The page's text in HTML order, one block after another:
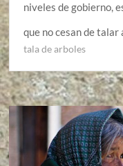
niveles de gobierno,
que no cesan de talar
tala de arboles